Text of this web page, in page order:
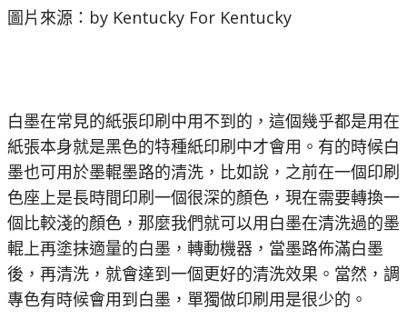
圖片來源：by Kentucky For Kentucky
白墨在常見的紙張印刷中用不到的，這個幾乎都是用在
紙張本身就是黑色的特種紙印刷中才會用。有的時候白
墨也可用於墨輥墨路的清洗，比如說，之前在一個印刷
色座上是長時間印刷一個很深的顏色，現在需要轉換一
個比較淺的顏色，那麼我們就可以用白墨在清洗過的墨
輥上再塗抹適量的白墨，轉動機器，當墨路佈滿白墨
後，再清洗，就會達到一個更好的清洗效果。當然，調
專色有時候會用到白墨，單獨做印刷用是很少的。‍